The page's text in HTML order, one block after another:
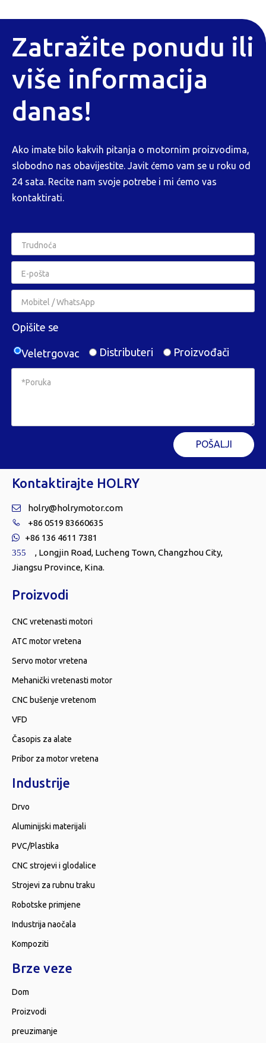
Zatražite ponudu ili
više informacija
danas!
Ako imate bilo kakvih pitanja o motornim proizvodima,
slobodno nas obavijestite. Javit ćemo vam se u roku od
24 sata. Recite nam svoje potrebe i mi ćemo vas
kontaktirati.
Opišite se
Veletrgovac Distributeri Proizvođači
POŠALJI
Kontaktirajte HOLRY
 holry@holrymotor.com
 +86 0519 83660635
 +86 136 4611 7381
355
, Longjin Road, Lucheng Town, Changzhou City,
Jiangsu Province, Kina.
Proizvodi
CNC vretenasti motori
ATC motor vretena
Servo motor vretena
Mehanički vretenasti motor
CNC bušenje vretenom
VFD
Časopis za alate
Pribor za motor vretena
Industrije
Drvo
Aluminijski materijali
PVC/Plastika
CNC strojevi i glodalice
Strojevi za rubnu traku
Robotske primjene
Industrija naočala
Kompoziti
Brze veze
Dom
Proizvodi
preuzimanje